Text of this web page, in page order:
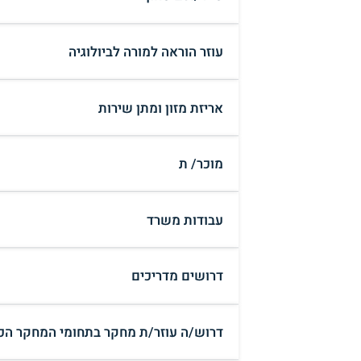
עוזר הוראה למורה לביולוגיה
אריזת מזון ומתן שירות
מוכר/ ת
עבודות משרד
דרושים מדריכים
דרוש/ה עוזר/ת מחקר בתחומי המחקר